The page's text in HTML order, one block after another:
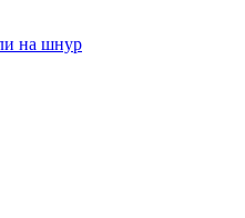
на шнур